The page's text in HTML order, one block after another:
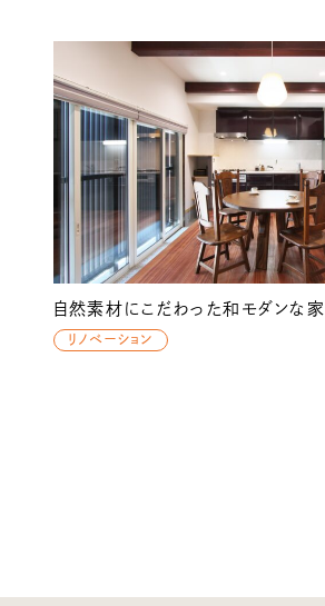
自然素材にこだわった和モダンな家
リノベーション